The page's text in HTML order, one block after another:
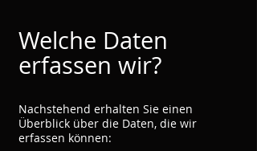
Welche Daten
erfassen wir?
Nachstehend erhalten Sie einen
Überblick über die Daten, die wir
erfassen können: